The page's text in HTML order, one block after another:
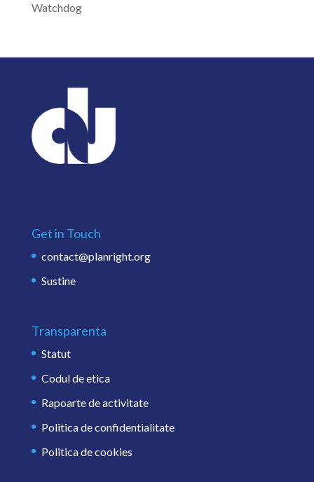
Watchdog
Get in Touch
contact@planright.org
Sustine
Transparenta
Statut
Codul de etica
Rapoarte de activitate
Politica de confidentialitate
Politica de cookies